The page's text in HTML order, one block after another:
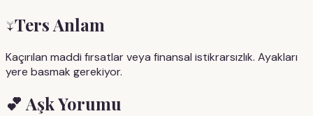
↓Ters Anlam
Kaçırılan maddi fırsatlar veya finansal istikrarsızlık. Ayakları
yere basmak gerekiyor.
💕Aşk Yorumu